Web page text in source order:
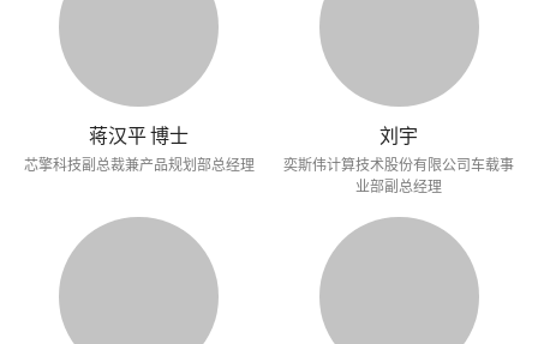
蒋汉平 博士
芯擎科技副总裁兼产品规划部总经理
刘宇
奕斯伟计算技术股份有限公司车载事
业部副总经理